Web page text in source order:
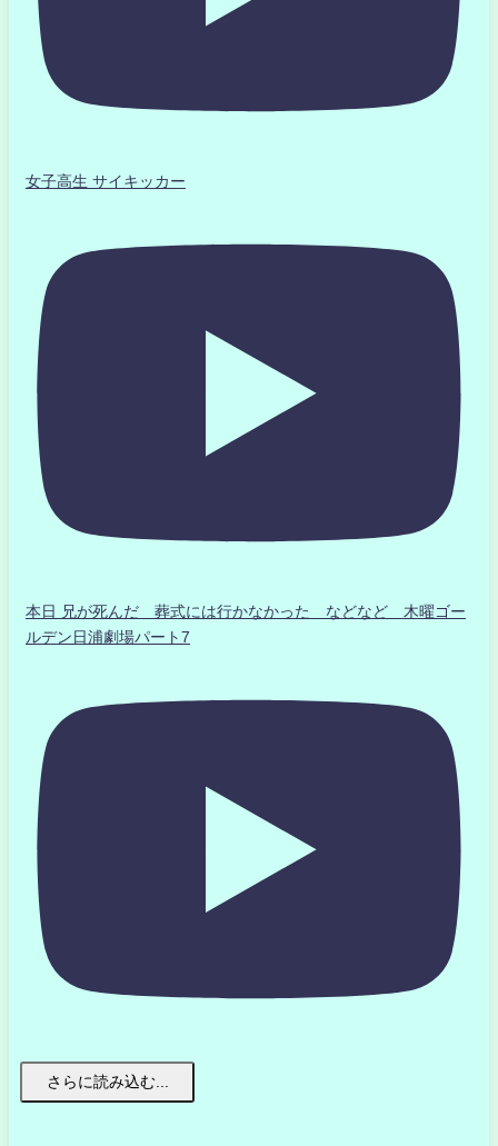
女子高生 サイキッカー
本日 兄が死んだ 葬式には行かなかった などなど 木曜ゴー
ルデン日浦劇場パート7
さらに読み込む...